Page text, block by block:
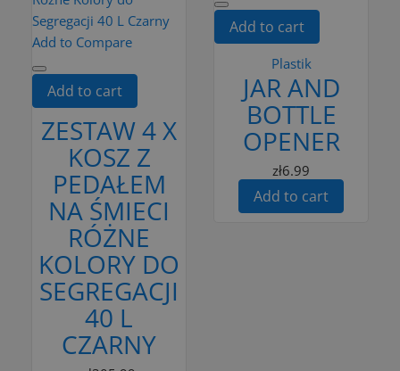
Add to Compare
Add to cart
ZESTAW 4 X
KOSZ Z
PEDAŁEM
NA ŚMIECI
RÓŻNE
KOLORY DO
SEGREGACJI
40 L
CZARNY
Add to cart
Plastik
JAR AND
BOTTLE
OPENER
zł6.99
Add to cart